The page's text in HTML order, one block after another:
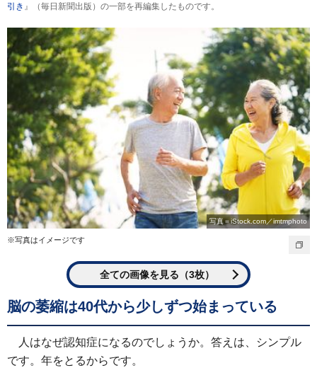
引き 』（毎日新聞出版）の一部を再編集したものです。
写真＝iStock.com／imtmphoto
※写真はイメージです
全ての画像を見る（3枚）
脳の萎縮は40代から少しずつ始まっている
人はなぜ認知症になるのでしょうか。答えは、シンプル
です。年をとるからです。